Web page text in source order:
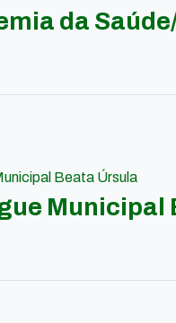
da
Beata Úrsula
Municipal